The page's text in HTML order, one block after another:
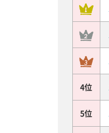
4位
5位